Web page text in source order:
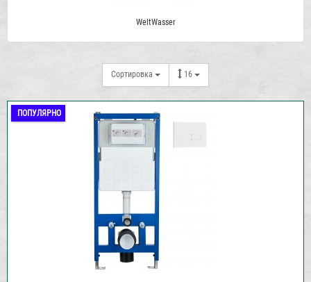
WeltWasser
Сортировка 16
ПОПУЛЯРНО